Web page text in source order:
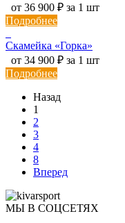
от 36 900 ₽ за 1 шт
Подробнее
Скамейка «Горка»
от 34 900 ₽ за 1 шт
Подробнее
Назад
1
2
3
4
8
Вперед
МЫ В СОЦСЕТЯХ